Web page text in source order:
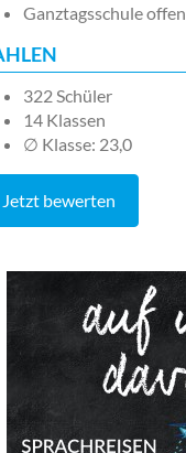
Ganztagsschule offen
322 Schüler
14 Klassen
∅ Klasse: 23,0
Jetzt bewerten